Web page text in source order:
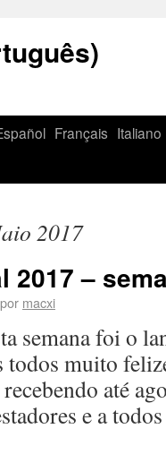
Français Italiano
2017
2017 –
por macxi
semana foi o
todos muito
até
e a